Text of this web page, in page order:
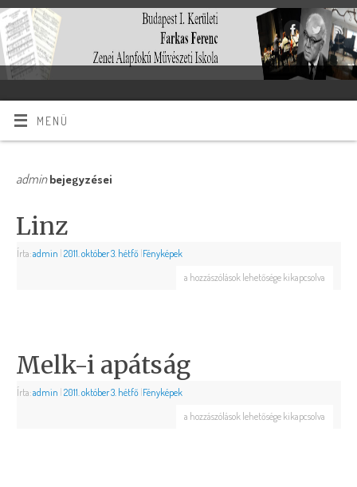
MENÜ
adminbejegyzései
Linz
Írta:admin 2011. október 3. hétfő Fényképek
a hozzászólások lehetősége kikapcsolva
Melk-i apátság
Írta:admin 2011. október 3. hétfő Fényképek
a hozzászólások lehetősége kikapcsolva